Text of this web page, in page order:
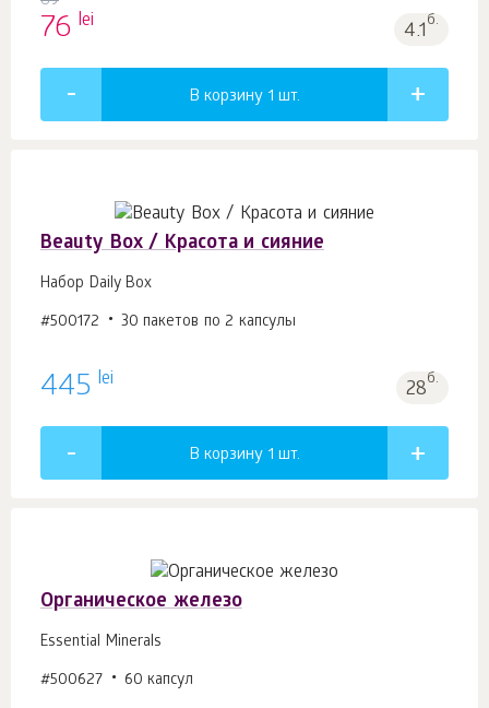
76 lei 4.1б.
В корзину 1 шт.
Beauty Box / Красота и сияние
Набор Daily Box
#500172 30 пакетов по 2 капсулы
445 lei 28б.
В корзину 1 шт.
Органическое железо
Essential Minerals
#500627 60 капсул